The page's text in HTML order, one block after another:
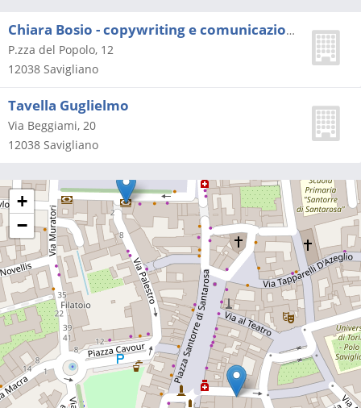
Chiara Bosio - copywriting e comunicazione
P.zza del Popolo, 12
12038 Savigliano
Tavella Guglielmo
Via Beggiami, 20
12038 Savigliano
+
−